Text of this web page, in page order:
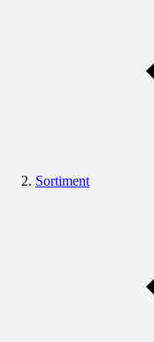
Sortiment